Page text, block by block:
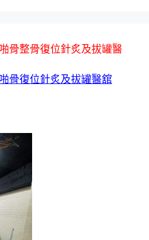
骨整骨復位針炙及拔罐醫
骨復位針炙及拔罐醫舘